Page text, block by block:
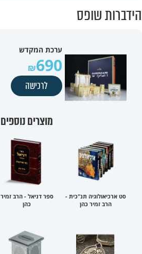
הידברות שופס
ערכת המקדש
690
לרכישה
מוצרים נוספים
סט ארכיאולוגיה תנ"כית -
הרב זמיר כהן
ספר דניאל - הרב זמיר
כהן